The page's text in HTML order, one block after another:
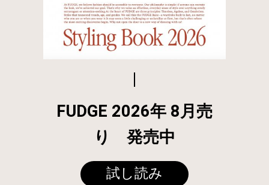
FUDGE 2026年 8月売
り 発売中
試し読み